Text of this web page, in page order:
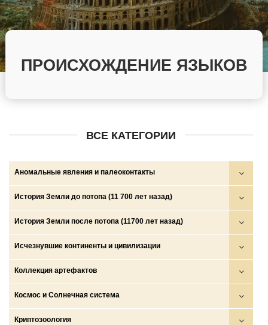
ПРОИСХОЖДЕНИЕ ЯЗЫКОВ
ВСЕ КАТЕГОРИИ
Аномальные явления и палеоконтакты
Круги на полях
НЛО
НПО и НСО
Палеоконтакты
Телекинез, телепортация, левитация…
История Земли до потопа (11 700 лет назад)
Войны богов, демонов и людей
Глобальные катастрофы
Золотой век
Катастрофа на рубеже плейстоцена и голоцена и исход
История Земли после потопа (11700 лет назад)
Аратта
Древние государства (ариев, скифов, сарматов и др.)
Империи амазонок
Исход протоиндоевропейцев
Исчезнувшие континенты и цивилизации
Боги, демоны, люди
Волшебные народы
Исчезнувшие животные
Коллекция артефактов
Древние знания и тексты
Древние карты
Космос и Солнечная система
Космос
Криптозоология